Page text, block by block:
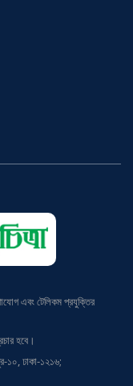
এবং টেলিকম প্রযুক্তির
হবে।
১০, ঢাকা-১২১৬;